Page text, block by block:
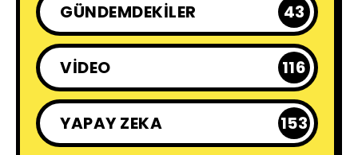
GÜNDEMDEKILER 43
VIDEO 116
YAPAY ZEKA 153